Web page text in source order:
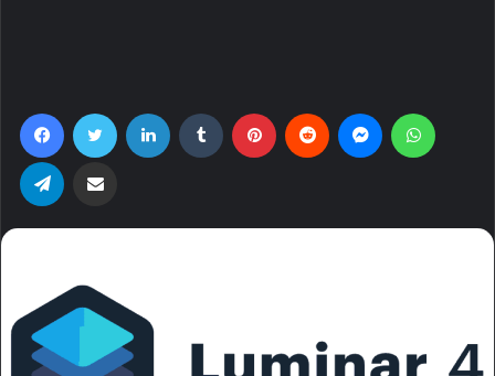
FacebookTwitter LinkedIn Tumblr Pinterest Reddit Messenger
Telegram Share via Email